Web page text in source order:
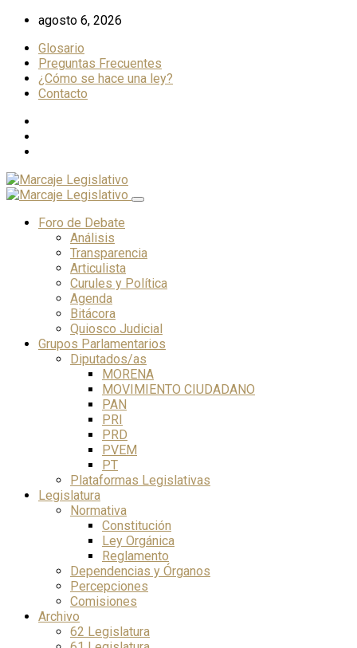
Skip
content
agosto 6, 2026
Glosario
Preguntas Frecuentes
¿Cómo se hace una ley?
Contacto
Foro de Debate
Análisis
Transparencia
Articulista
Curules y Política
Agenda
Bitácora
Quiosco Judicial
Grupos Parlamentarios
Diputados/as
MORENA
MOVIMIENTO CIUDADANO
PAN
PRI
PRD
PVEM
PT
Plataformas Legislativas
Legislatura
Normativa
Constitución
Ley Orgánica
Reglamento
Dependencias y Órganos
Percepciones
Comisiones
Archivo
62 Legislatura